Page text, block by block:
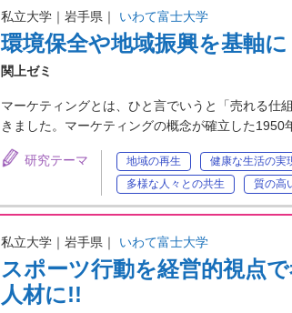
私立大学｜岩手県｜ いわて富士大学
環境保全や地域振興を基軸
関上ゼミ
マーケティングとは、ひと言でいうと「売れる仕
きました。マーケティングの概念が確立した
研究テーマ 地域の再生 健康な生活の実
多様な人々との共生
質の高
私立大学｜岩手県｜ いわて富士大学
スポーツ行動を経営的視点
人材に!!